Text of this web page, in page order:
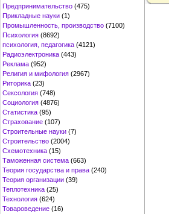
Предпринимательство (475)
Прикладные науки (1)
Промышленность, производство (7100)
Психология (8692)
психология, педагогика (4121)
Радиоэлектроника (443)
Реклама (952)
Религия и мифология (2967)
Риторика (23)
Сексология (748)
Социология (4876)
Статистика (95)
Страхование (107)
Строительные науки (7)
Строительство (2004)
Схемотехника (15)
Таможенная система (663)
Теория государства и права (240)
Теория организации (39)
Теплотехника (25)
Технология (624)
Товароведение (16)